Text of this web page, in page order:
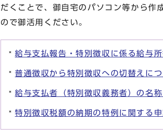
だくことで、御自宅のパソコン等から作
ので御活用ください。
給与支払報告・特別徴収に係る給与
普通徴収から特別徴収への切替えに
給与支払者（特別徴収義務者）の名
特別徴収税額の納期の特例に関する